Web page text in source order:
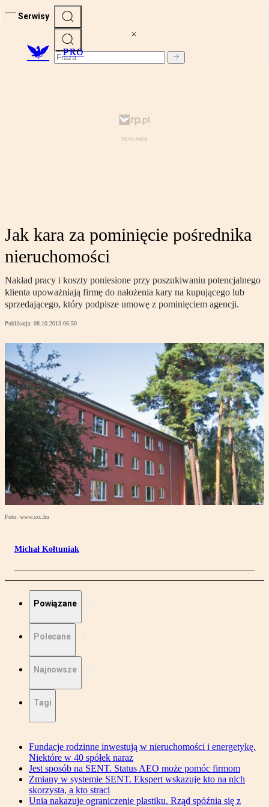
Serwisy
PRO
Jak kara za pominięcie pośrednika
nieruchomości
Nakład pracy i koszty poniesione przy poszukiwaniu potencjalnego
klienta upoważniają firmę do nałożenia kary na kupującego lub
sprzedającego, który podpisze umowę z pominięciem agencji.
Publikacja: 08.10.2013 06:50
Foto: www.sxc.hu
Michał Kołtuniak
Powiązane
Polecane
Najnowsze
Tagi
Fundacje rodzinne inwestują w nieruchomości i energetykę.
Niektóre w 40 spółek naraz
Jest sposób na SENT. Status AEO może pomóc firmom
Zmiany w systemie SENT. Ekspert wskazuje kto na nich
skorzysta, a kto straci
Unia nakazuje ograniczenie plastiku. Rząd spóźnia się z